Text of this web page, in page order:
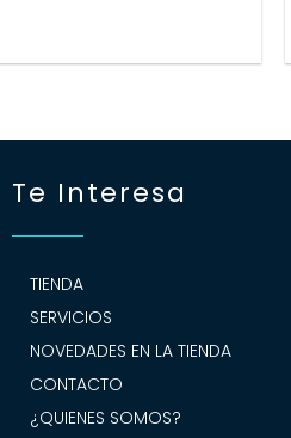
Te Interesa
TIENDA
SERVICIOS
NOVEDADES EN LA TIENDA
CONTACTO
¿QUIENES SOMOS?